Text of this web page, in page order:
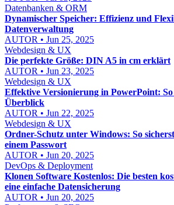
Datenbanken & ORM
Dynamischer Speicher: Effizienz und
Datenverwaltung
AUTOR • Jun 25, 2025
Webdesign & UX
Die perfekte Größe: DIN A5 in cm erklärt
AUTOR • Jun 23, 2025
Webdesign & UX
Effektive Versionierung in PowerPoint:
Überblick
AUTOR • Jun 22, 2025
Webdesign & UX
Ordner-Schutz unter Windows: So
einem Passwort
AUTOR • Jun 20, 2025
DevOps & Deployment
Klonen Software Kostenlos: Die besten
eine einfache Datensicherung
AUTOR • Jun 20, 2025